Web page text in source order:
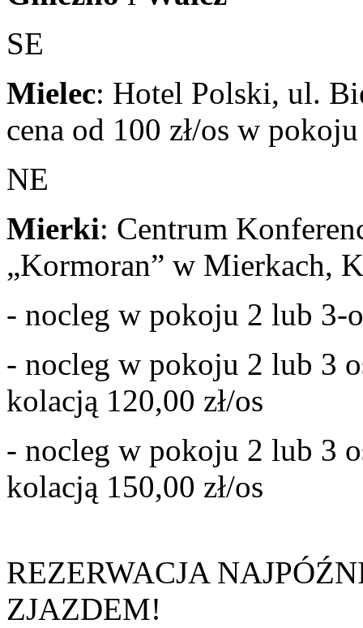
SE
Mielec: Hotel Polski, ul.
cena od 100 zł/os w
NE
Mierki: Centrum
„Kormoran” w Mierkach,
- nocleg w pokoju 2 lub 3-
- nocleg w pokoju 2 lub 3
kolacją 120,00 zł/os
- nocleg w pokoju 2 lub 3
kolacją 150,00 zł/os
REZERWACJA
ZJAZDEM!